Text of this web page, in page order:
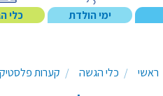
ימי הולדת כלי
ראשי כלי הגשה קערות פלסטיק